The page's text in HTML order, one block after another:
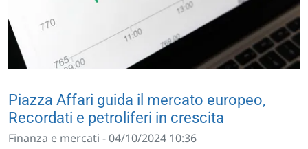
Piazza Affari guida il mercato europeo,
Recordati e petroliferi in crescita
Finanza e mercati - 04/10/2024 10:36